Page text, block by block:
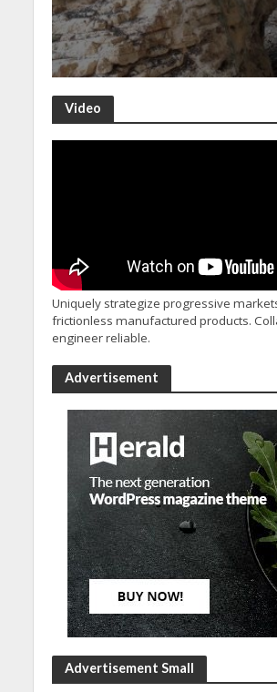
Video
Uniquely strategize progressive
frictionless manufactured products.
engineer reliable.
Advertisement
Advertisement Small